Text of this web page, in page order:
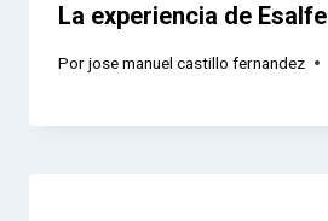
La experiencia de Esalfe
Porjose manuel castillo fernandez